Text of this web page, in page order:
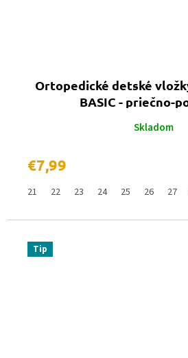
Ortopedické detské
BASIC - priečno-
Skladom
€7,99
21 22 23 24 25 26 27
Tip